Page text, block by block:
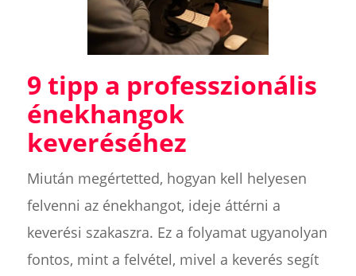
9 tipp a professzionális
énekhangok
keveréséhez
Miután megértetted, hogyan kell helyesen
felvenni az énekhangot, ideje áttérni a
keverési szakaszra. Ez a folyamat ugyanolyan
fontos, mint a felvétel, mivel a keverés segít